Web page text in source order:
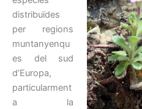
distribuïdes
per regions
muntanyenqu
es del sud
d’Europa,
particularment
a la